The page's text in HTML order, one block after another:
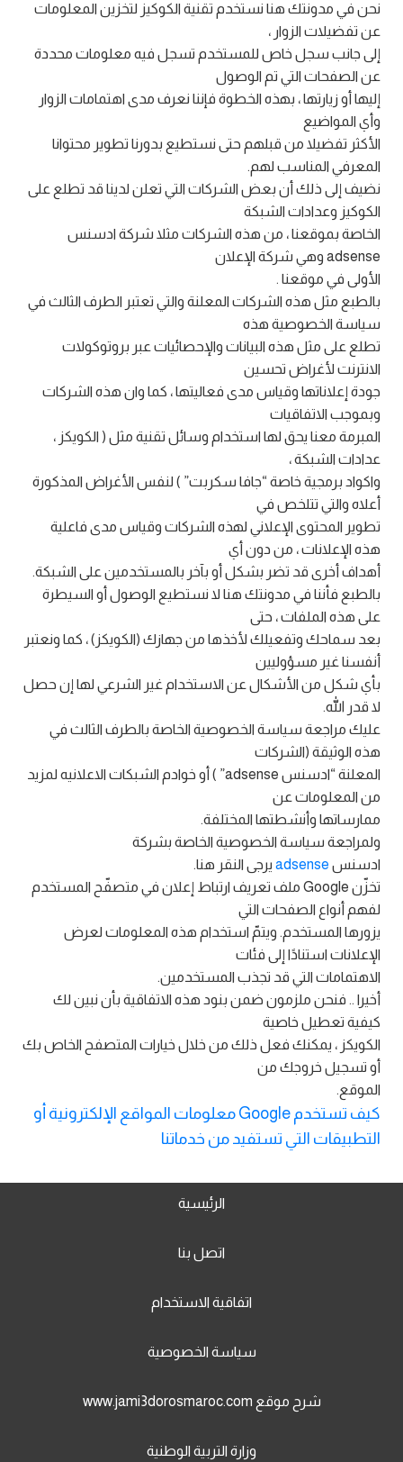
نحن في مدونتك هنا نستخدم تقنية الكوكيز لتخزين المعلومات
عن تفضيلات الزوار ،
إلى جانب سجل خاص للمستخدم تسجل فيه معلومات محددة
عن الصفحات التي تم الوصول
إليها أو زيارتها ، بهذه الخطوة فإننا نعرف مدى اهتمامات الزوار
وأي المواضيع
الأكثر تفضيلا من قبلهم حتى نستطيع بدورنا تطوير محتوانا
المعرفي المناسب لهم.
نضيف إلى ذلك أن بعض الشركات التي تعلن لدينا قد تطلع على
الكوكيز وعدادات الشبكة
الخاصة بموقعنا ، من هذه الشركات مثلا شركة ادسنس
adsense وهي شركة الإعلان
الأولى في موقعنا .
بالطبع مثل هذه الشركات المعلنة والتي تعتبر الطرف الثالث في
سياسة الخصوصية هذه
تطلع على مثل هذه البيانات والإحصائيات عبر بروتوكولات
الانترنت لأغراض تحسين
جودة إعلاناتها وقياس مدى فعاليتها ، كما وان هذه الشركات
وبموجب الاتفاقيات
المبرمة معنا يحق لها استخدام وسائل تقنية مثل ( الكويكز ،
عدادات الشبكة ،
واكواد برمجية خاصة “جافا سكربت” ) لنفس الأغراض المذكورة
أعلاه والتي تتلخص في
تطوير المحتوى الإعلاني لهذه الشركات وقياس مدى فاعلية
هذه الإعلانات ، من دون أي
أهداف أخرى قد تضر بشكل أو بآخر بالمستخدمين على الشبكة.
بالطبع فأننا في مدونتك هنا لا نستطيع الوصول أو السيطرة
على هذه الملفات ، حتى
بعد سماحك وتفعيلك لأخذها من جهازك (الكويكز) ، كما ونعتبر
أنفسنا غير مسؤوليين
بأي شكل من الأشكال عن الاستخدام غير الشرعي لها إن حصل
لا قدر الله.
عليك مراجعة سياسة الخصوصية الخاصة بالطرف الثالث في
هذه الوثيقة (الشركات
المعلنة “ادسنس adsense” ) أو خوادم الشبكات الاعلانيه لمزيد
من المعلومات عن
ممارساتها وأنشطتها المختلفة.
ولمراجعة سياسة الخصوصية الخاصة بشركة
ادسنس adsense يرجى النقر هنا.
تخزّن Google ملف تعريف ارتباط إعلان في متصفّح المستخدم
لفهم أنواع الصفحات التي
يزورها المستخدم. ويتمّ استخدام هذه المعلومات لعرض
الإعلانات استنادًا إلى فئات
الاهتمامات التي قد تجذب المستخدمين.
أخيرا .. فنحن ملزمون ضمن بنود هذه الاتفاقية بأن نبين لك
كيفية تعطيل خاصية
الكويكز ، يمكنك فعل ذلك من خلال خيارات المتصفح الخاص بك
أو تسجيل خروجك من
الموقع.
كيف تستخدم Google معلومات المواقع الإلكترونية أو
التطبيقات التي تستفيد من خدماتنا
الرئيسية
اتصل بنا
اتفاقية الاستخدام
سياسة الخصوصية
شرح موقع www.jami3dorosmaroc.com
وزارة التربية الوطنية